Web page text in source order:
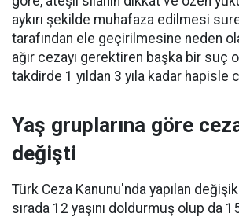
aykırı şekilde muhafaza edilmesi
tarafından ele geçirilmesine neden
ağır cezayı gerektiren başka bir suç
takdirde 1 yıldan 3 yıla kadar hapisle
Yaş gruplarına göre ceza
değişti
Türk Ceza Kanunu'nda yapılan
sırada 12 yaşını doldurmuş olup da 15